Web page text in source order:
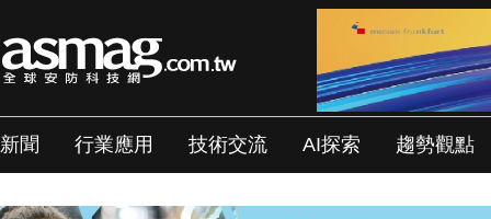
新聞 行業應用 技術交流 AI探索 趨勢觀點